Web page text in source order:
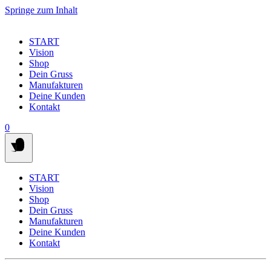
Springe zum Inhalt
START
Vision
Shop
Dein Gruss
Manufakturen
Deine Kunden
Kontakt
0
START
Vision
Shop
Dein Gruss
Manufakturen
Deine Kunden
Kontakt